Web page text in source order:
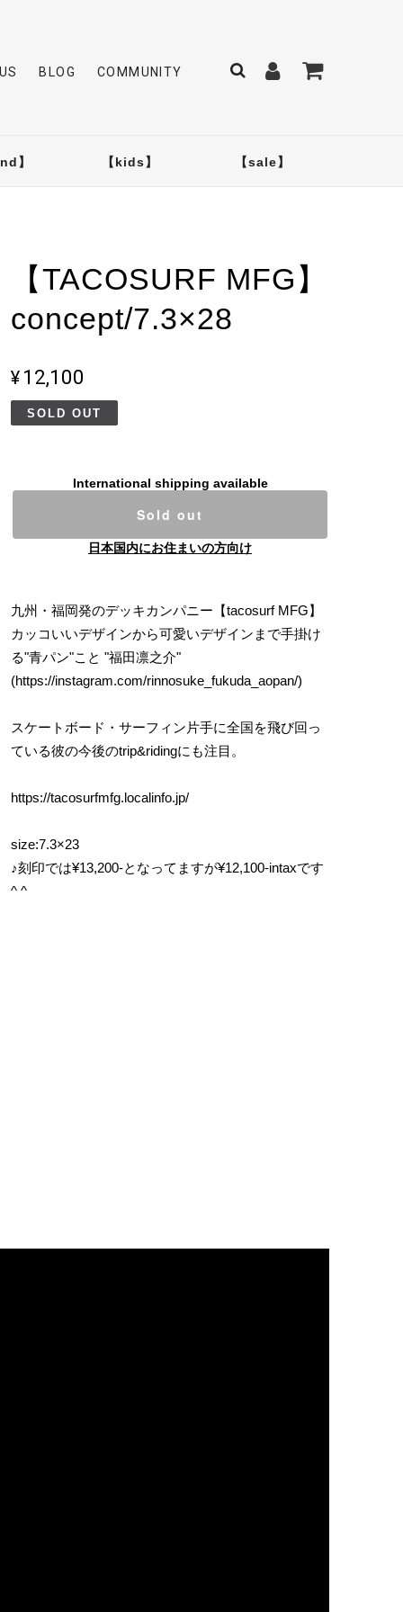
BLOG COMMUNITY
】 【kids】 【sale】
【TACOSURF MFG】
concept/7.3×28
¥12,100
SOLD OUT
International shipping available
Sold out
日本国内にお住まいの方向け
九州・福岡発のデッキカンパニー【tacosurf MFG】
カッコいいデザインから可愛いデザインまで手掛け
る"青パン"こと "福田凛之介"
(https://instagram.com/rinnosuke_fukuda_aopan/)
スケートボード・サーフィン片手に全国を飛び回っ
ている彼の今後のtrip&ridingにも注目。
https://tacosurfmfg.localinfo.jp/
size:7.3×23
♪刻印では¥13,200-となってますが¥12,100-intaxです
^ ^